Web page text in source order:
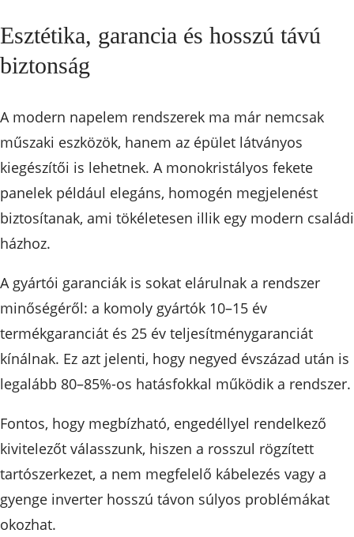
Esztétika, garancia és hosszú távú
biztonság
A modern napelem rendszerek ma már nemcsak
műszaki eszközök, hanem az épület látványos
kiegészítői is lehetnek. A monokristályos fekete
panelek például elegáns, homogén megjelenést
biztosítanak, ami tökéletesen illik egy modern családi
házhoz.
A gyártói garanciák is sokat elárulnak a rendszer
minőségéről: a komoly gyártók 10–15 év
termékgaranciát és 25 év teljesítménygaranciát
kínálnak. Ez azt jelenti, hogy negyed évszázad után is
legalább 80–85%-os hatásfokkal működik a rendszer.
Fontos, hogy megbízható, engedéllyel rendelkező
kivitelezőt válasszunk, hiszen a rosszul rögzített
tartószerkezet, a nem megfelelő kábelezés vagy a
gyenge inverter hosszú távon súlyos problémákat
okozhat.